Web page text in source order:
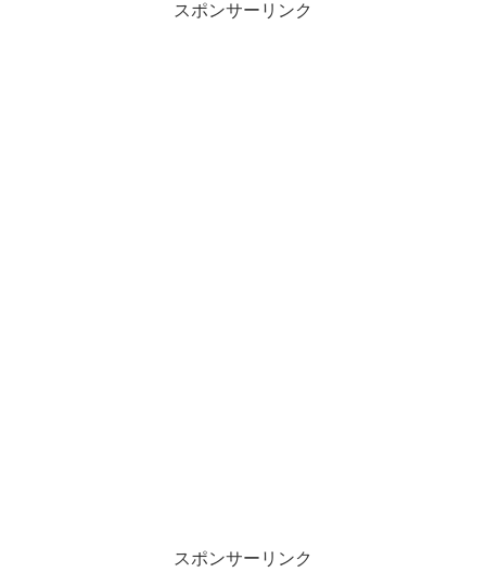
スポンサーリンク
スポンサーリンク